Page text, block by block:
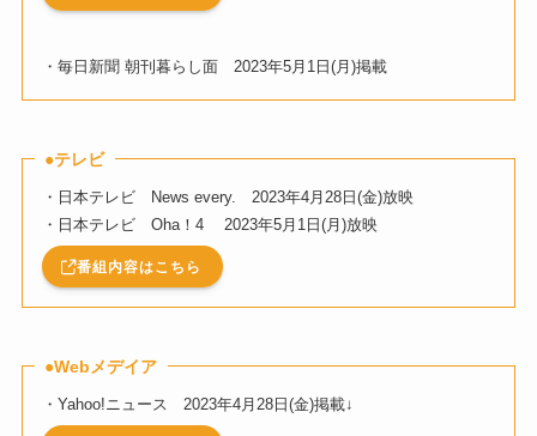
・毎日新聞 朝刊暮らし面 2023年5月1日(月)掲載
●テレビ
・日本テレビ News every. 2023年4月28日(金)放映
・日本テレビ Oha！4 2023年5月1日(月)放映
番組内容はこちら
●Webメデイア
・Yahoo!ニュース 2023年4月28日(金)掲載↓